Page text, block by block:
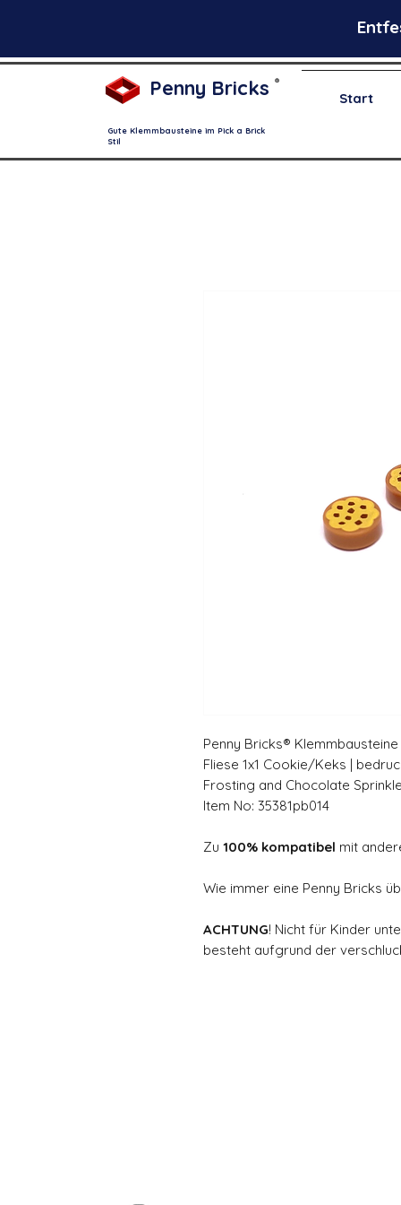
Penny Bricks ®
Start
Gute Klemmbausteine im Pick a Brick
Stil
Penny Bricks®
Fliese 1x1 Cookie/Keks |
Frosting and Chocolate
Item No: 35381pb014
Zu 100% kompatibel mit
Wie immer eine Penny Bricks
ACHTUNG! Nicht für Kinder
besteht aufgrund der